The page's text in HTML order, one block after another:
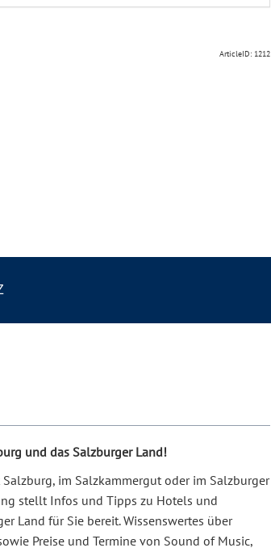
ArticleID: 1212
und das Salzburger Land!
im Salzkammergut oder im Salzburger
stellt Infos und Tipps zu Hotels und
Land für Sie bereit. Wissenswertes über
Preise und Termine von Sound of Music,